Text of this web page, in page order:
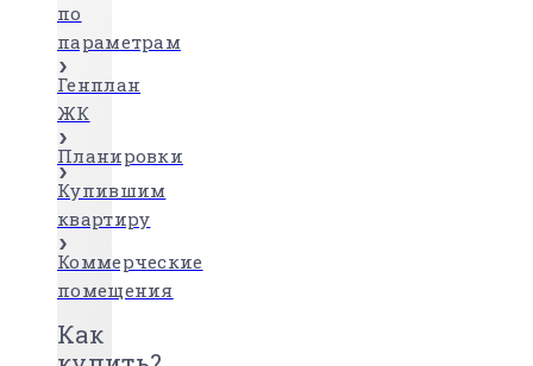
по
параметрам
Генплан
ЖК
Планировки
Купившим
квартиру
Коммерческие
помещения
Как